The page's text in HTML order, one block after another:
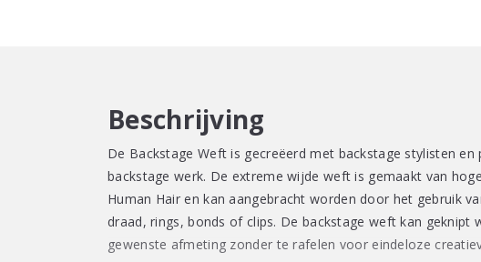
Beschrijving
De Backstage Weft is gecreëerd met backstage stylisten
backstage werk. De extreme wijde weft is gemaakt van
Human Hair en kan aangebracht worden door het gebruik
draad, rings, bonds of clips. De backstage weft kan geknipt
gewenste afmeting zonder te rafelen voor eindeloze